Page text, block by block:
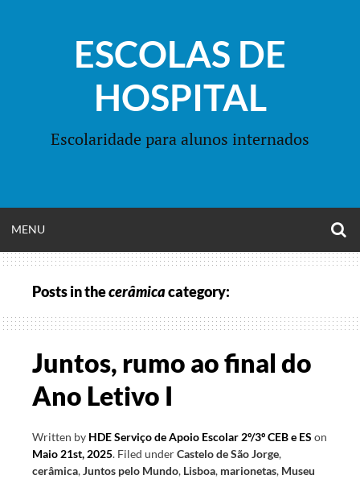
ESCOLAS DE
HOSPITAL
Escolaridade para alunos internados
MENU
MENU
Posts in thecerâmicacategory:
Juntos, rumo ao final do
Ano Letivo I
Written by HDE Serviço de Apoio Escolar 2º/3º CEB e ES on
Maio 21st, 2025. Filed underCastelo de São Jorge,
cerâmica,Juntos pelo Mundo, Lisboa, marionetas, Museu